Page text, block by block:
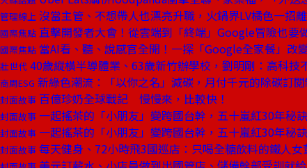
管理線上 沒當主管、不想帶人也漂亮升職，火鍋界LV橘色一招
國際焦點 直擊開發者大會！從雲端到「終端」Google冒險也要
國際焦點 當AI看、聽、說感官全開！一探「Google全家餐」改
壯世代 40歲縱橫半導體業、63歲新竹辦學校，劉明剛：高科技
商周ESG 新綠色潮流：「以你之名」減碳，月付千元的除碳訂閱
封面故事 百億珍奶全球戰記 慢慢來，比較快！
封面故事 一起搖茶的「小朋友」變跨國台幹，五十嵐紅30年秘訣
封面故事 一起搖茶的「小朋友」變跨國台幹，五十嵐紅30年秘訣
封面故事 每天健身、72小時飛3國巡店：只喝全糖飲料的鐵人女